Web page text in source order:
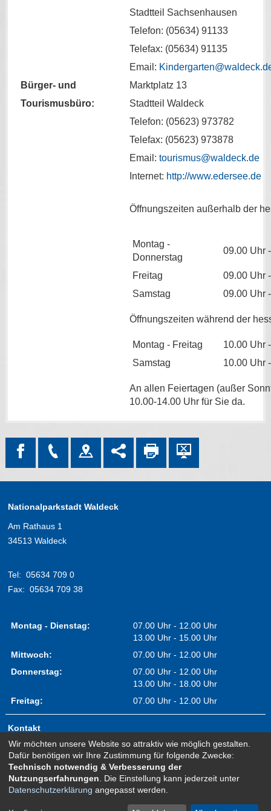
Stadtteil Sachsenhausen
Telefon: (05634) 91133
Telefax: (05634) 91135
Email:
Bürger- und
Marktplatz 13
Tourismusbüro:
Stadtteil Waldeck
Telefon: (05623) 973782
Telefax: (05623) 973878
Email: tourismus@waldeck.de
Internet: http://www.edersee.de
Öffnungszeiten außerhalb der
Montag -
Donnerstag
09.00 Uhr
Freitag
09.00 Uhr
Samstag
09.00 Uhr
Öffnungszeiten während der
Montag - Freitag
10.00 Uhr
Samstag
10.00 Uhr
An allen Feiertagen (außer
10.00-14.00 Uhr für Sie da.
Nationalparkstadt Waldeck
Am Rathaus 1
34513 Waldeck
Tel: 05634 709 0
Fax: 05634 709 38
Montag - Dienstag:
07.00 Uhr - 12.00 Uhr
13.00 Uhr - 15.00 Uhr
Mittwoch:
07.00 Uhr - 12.00 Uhr
Donnerstag:
07.00 Uhr - 12.00 Uhr
13.00 Uhr - 18.00 Uhr
Freitag:
07.00 Uhr - 12.00 Uhr
Kontakt
Impressum
Erklärung zur Barrierefreiheit
Sitemap
Newsletter Anmeldung
Wir möchten unsere Website so attraktiv wie möglich gestalten.
Dafür benötigen wir Ihre Zustimmung für folgende Zwecke:
Technisch notwendig & Verbesserung der
Nutzungserfahrungen . Die Einstellung kann jederzeit unter
Datenschutzerklärung angepasst werden.